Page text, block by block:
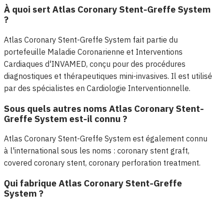
À quoi sert Atlas Coronary Stent-Greffe System
?
Atlas Coronary Stent-Greffe System fait partie du
portefeuille Maladie Coronarienne et Interventions
Cardiaques d'INVAMED, conçu pour des procédures
diagnostiques et thérapeutiques mini-invasives. Il est utilisé
par des spécialistes en Cardiologie Interventionnelle.
Sous quels autres noms Atlas Coronary Stent-
Greffe System est-il connu ?
Atlas Coronary Stent-Greffe System est également connu
à l'international sous les noms : coronary stent graft,
covered coronary stent, coronary perforation treatment.
Qui fabrique Atlas Coronary Stent-Greffe
System ?